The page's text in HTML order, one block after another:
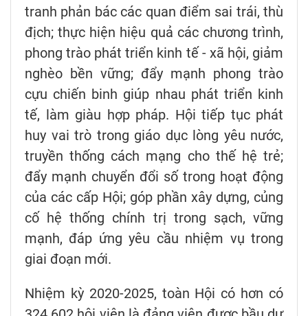
tranh phản bác các quan điểm sai trái, thù
địch; thực hiện hiệu quả các chương trình,
phong trào phát triển kinh tế - xã hội, giảm
nghèo bền vững; đẩy mạnh phong trào
cựu chiến binh giúp nhau phát triển kinh
tế, làm giàu hợp pháp. Hội tiếp tục phát
huy vai trò trong giáo dục lòng yêu nước,
truyền thống cách mạng cho thế hệ trẻ;
đẩy mạnh chuyển đổi số trong hoạt động
của các cấp Hội; góp phần xây dựng, củng
cố hệ thống chính trị trong sạch, vững
mạnh, đáp ứng yêu cầu nhiệm vụ trong
giai đoạn mới.
Nhiệm kỳ 2020-2025, toàn Hội có hơn có